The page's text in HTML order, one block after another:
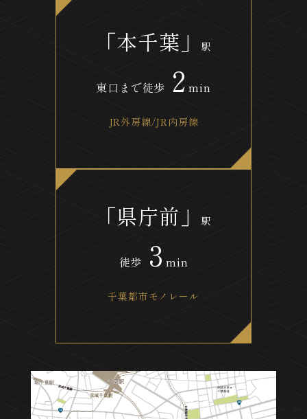
「本千葉」 駅
東口まで徒歩 2 min
JR外房線/JR内房線
「県庁前」 駅
徒歩 3 min
千葉都市モノレール